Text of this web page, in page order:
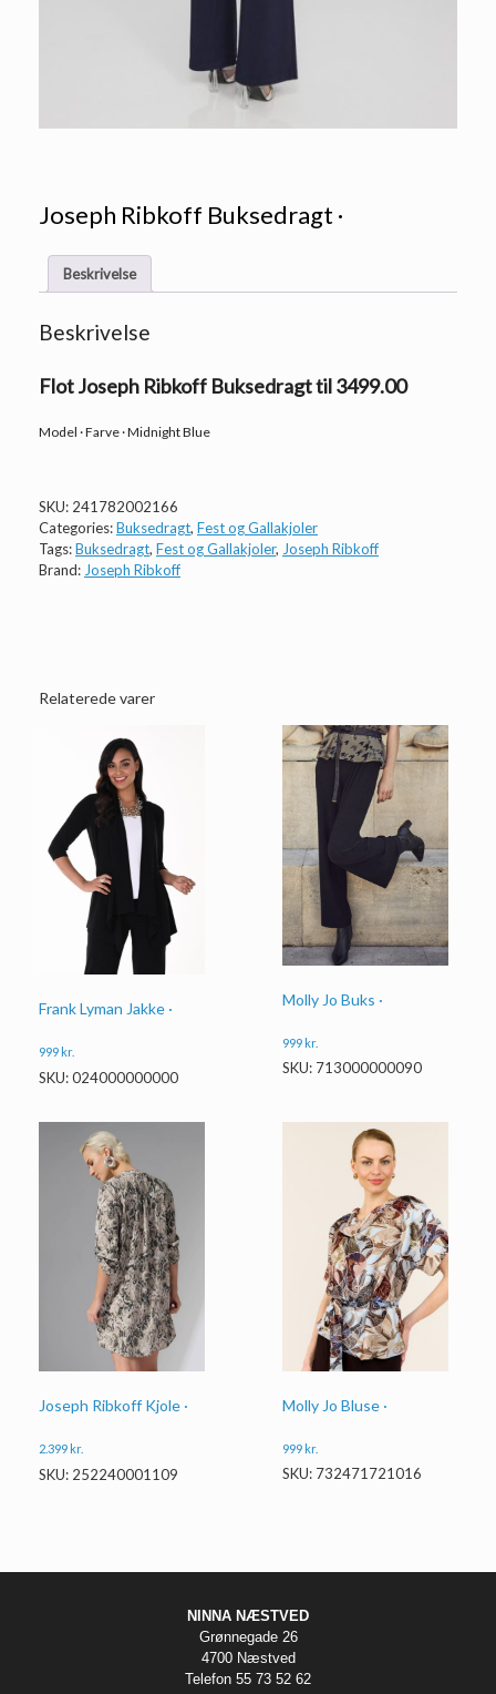
Joseph Ribkoff Buksedragt ·
Beskrivelse
Beskrivelse
Flot Joseph Ribkoff Buksedragt til 3499.00
Model · Farve · Midnight Blue
SKU: 241782002166
Categories:Buksedragt, Fest og Gallakjoler
Tags:Buksedragt, Fest og Gallakjoler, Joseph Ribkoff
Brand: Joseph Ribkoff
Relaterede varer
Frank Lyman Jakke ·
999 kr.
SKU: 024000000000
Molly Jo Buks ·
999kr.
SKU: 713000000090
Joseph Ribkoff Kjole ·
2.399 kr.
SKU: 252240001109
Molly Jo Bluse ·
999kr.
SKU: 732471721016
NINNA NÆSTVED
Grønnegade 26
4700 Næstved
Telefon 55 73 52 62